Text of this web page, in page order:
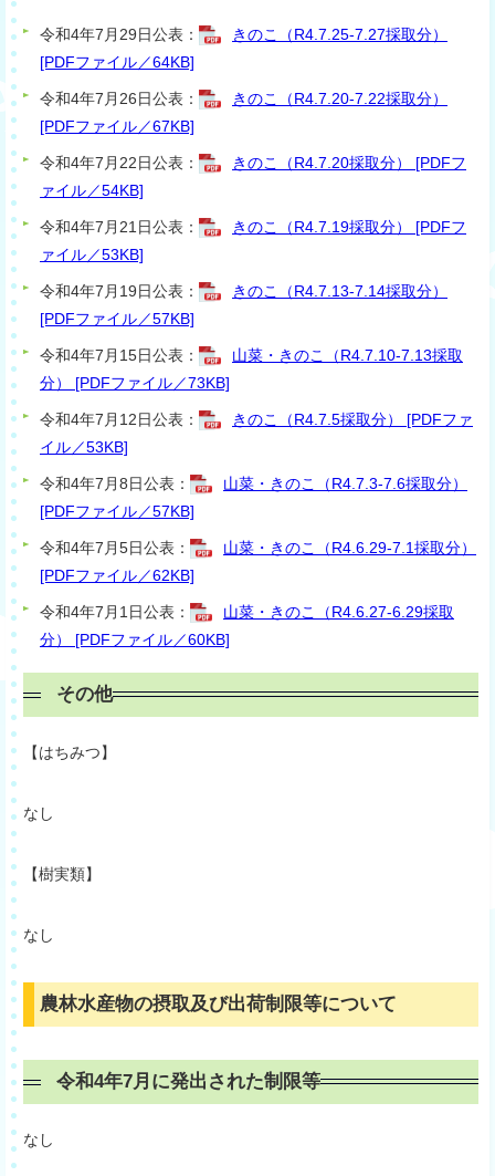
令和4年7月29日公表：
きのこ（R4.7.25-7.27採取分）
[PDFファイル／64KB]
令和4年7月26日公表：
きのこ（R4.7.20-7.22採取分）
[PDFファイル／67KB]
令和4年7月22日公表：
きのこ（R4.7.20採取分） [PDFフ
ァイル／54KB]
令和4年7月21日公表：
きのこ（R4.7.19採取分） [PDFフ
ァイル／53KB]
令和4年7月19日公表：
きのこ（R4.7.13-7.14採取分）
[PDFファイル／57KB]
令和4年7月15日公表：
山菜・きのこ（R4.7.10-7.13採取
分） [PDFファイル／73KB]
令和4年7月12日公表：
きのこ（R4.7.5採取分） [PDFファ
イル／53KB]
令和4年7月8日公表：
山菜・きのこ（R4.7.3-7.6採取分）
[PDFファイル／57KB]
令和4年7月5日公表：
山菜・きのこ（R4.6.29-7.1採取分）
[PDFファイル／62KB]
令和4年7月1日公表：
山菜・きのこ（R4.6.27-6.29採取
分） [PDFファイル／60KB]
その他
【はちみつ】
なし
【樹実類】
なし
農林水産物の摂取及び出荷制限等について
令和4年7月に発出された制限等
なし